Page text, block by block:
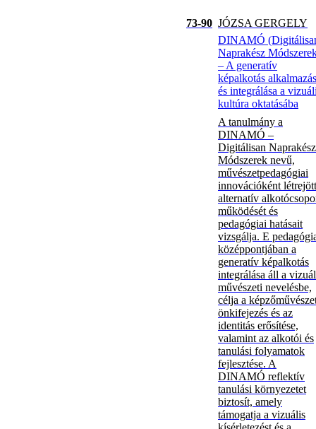
73-90 JÓZSA GERGELY
DINAMÓ
Naprakész
– A generatív
képalkotás
és integrálása a
kultúra oktatásába
A tanulmány a
DINAMÓ –
Digitálisan Naprakész
Módszerek nevű,
művészetpedagógiai
innovációként létrejött
alternatív
működését és
pedagógiai hatásait
vizsgálja. E
középpontjában a
generatív képalkotás
integrálása áll a
művészeti nevelésbe,
célja a
önkifejezés és az
identitás erősítése,
valamint az alkotói és
tanulási folyamatok
fejlesztése. A
DINAMÓ reflektív
tanulási környezetet
biztosít, amely
támogatja a vizuális